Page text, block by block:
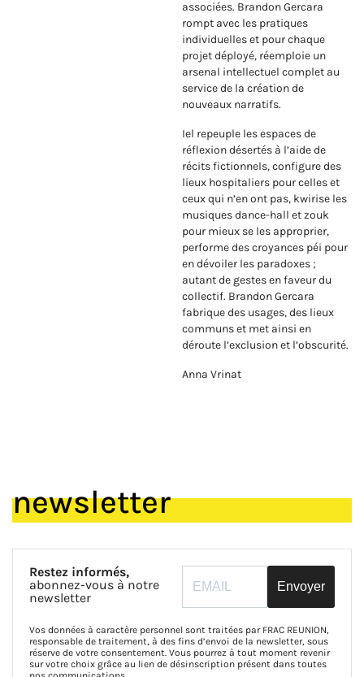
associées. Brandon Gercara
rompt avec les pratiques
individuelles et pour chaque
projet déployé, réemploie un
arsenal intellectuel complet au
service de la création de
nouveaux narratifs.
Iel repeuple les espaces de
réflexion désertés à l’aide de
récits fictionnels, configure des
lieux hospitaliers pour celles et
ceux qui n’en ont pas, kwirise les
musiques dance-hall et zouk
pour mieux se les approprier,
performe des croyances péi pour
en dévoiler les paradoxes ;
autant de gestes en faveur du
collectif. Brandon Gercara
fabrique des usages, des lieux
communs et met ainsi en
déroute l’exclusion et l’obscurité.
Anna Vrinat
newsletter
Restez informés,
abonnez-vous à notre
newsletter
Envoyer
Vos données à caractère personnel sont traitées par FRAC REUNION,
responsable de traitement, à des fins d’envoi de la newsletter, sous
réserve de votre consentement. Vous pourrez à tout moment revenir
sur votre choix grâce au lien de désinscription présent dans toutes